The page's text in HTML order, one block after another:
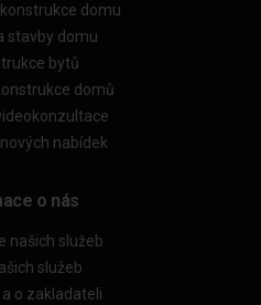
domu
stavby domu
bytů
domů
nabídek
o nás
našich služeb
služeb
o zakladateli